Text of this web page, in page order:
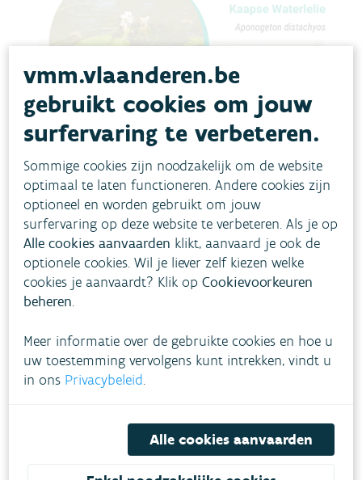
Vanuit RIPARIAS zijn er verschillende
identificatiegidsenbeschikbaar om exoten te
vmm.vlaanderen.be
gebruikt cookies om jouw
surfervaring te verbeteren.
Sommige cookies zijn noodzakelijk om de website
optimaal te laten functioneren. Andere cookies zijn
optioneel en worden gebruikt om jouw
surfervaring op deze website te verbeteren. Als je op
Alle cookies aanvaarden klikt, aanvaard je ook de
optionele cookies. Wil je liever zelf kiezen welke
cookies je aanvaardt? Klik opCookievoorkeuren
beheren.
Meer informatie over de gebruikte cookies en hoe u
uw toestemming vervolgens kunt intrekken, vindt u
in ons Privacybeleid.
Alle cookies aanvaarden